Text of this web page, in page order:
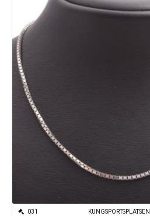
KUNGSPORTSPLATSEN
031